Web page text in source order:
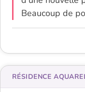
Beaucoup de
RÉSIDENCE